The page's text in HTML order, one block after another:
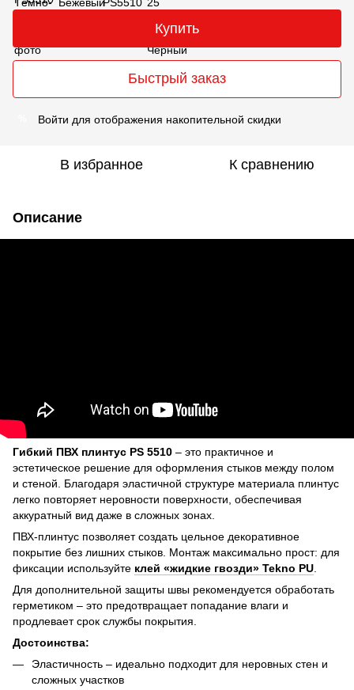
Купить
Быстрый заказ
Войти для отображения накопительной скидки
В избранное К сравнению
Описание
Гибкий ПВХ плинтус PS 5510 – это практичное и
эстетическое решение для оформления стыков между полом
и стеной. Благодаря эластичной структуре материала плинтус
легко повторяет неровности поверхности, обеспечивая
аккуратный вид даже в сложных зонах.
ПВХ-плинтус позволяет создать цельное декоративное
покрытие без лишних стыков. Монтаж максимально прост: для
фиксации используйте клей «жидкие гвозди» Tekno PU
Для дополнительной защиты швы рекомендуется обработать
герметиком – это предотвращает попадание влаги и
продлевает срок службы покрытия.
Достоинства:
Эластичность – идеально подходит для неровных стен и
сложных участков